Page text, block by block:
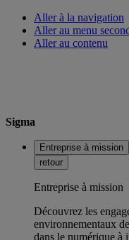
Aller à la navigation
Aller au menu
Aller au contenu
Sigma
Entreprise à mission
retour
Entreprise à mission
Découvrez les
environnementaux
dans le numérique à